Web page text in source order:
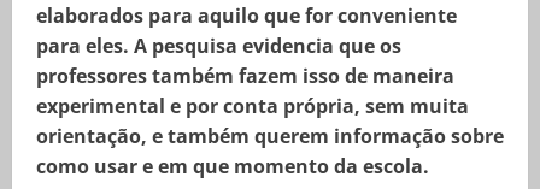
elaborados para aquilo que for conveniente
para eles. A pesquisa evidencia que os
professores também fazem isso de maneira
experimental e por conta própria, sem muita
orientação, e também querem informação sobre
como usar e em que momento da escola.